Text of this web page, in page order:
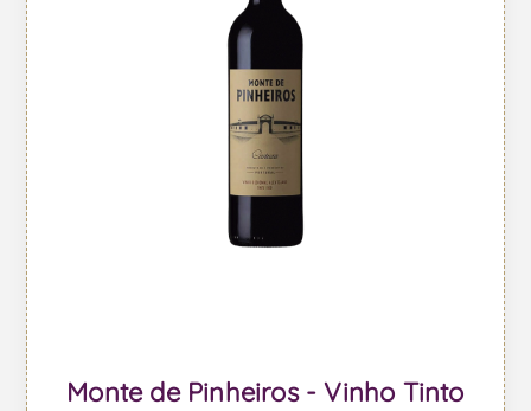
Monte de Pinheiros - Vinho Tinto